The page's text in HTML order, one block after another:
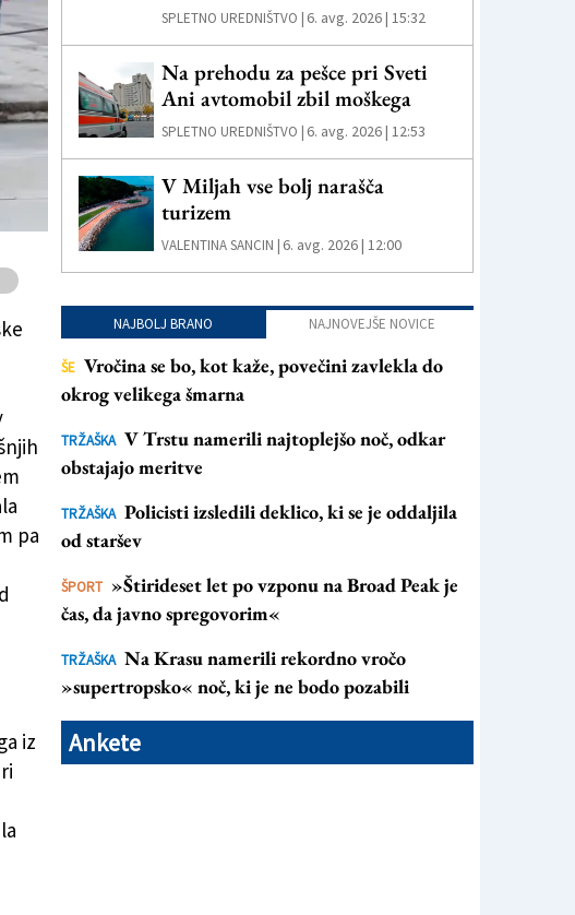
pa
iz
SPLETNO UREDNIŠTVO | 6. avg. 2026 | 15:32
Na prehodu za pešce pri Sveti
Ani avtomobil zbil moškega
SPLETNO UREDNIŠTVO | 6. avg. 2026 | 12:53
V Miljah vse bolj narašča
turizem
VALENTINA SANCIN | 6. avg. 2026 | 12:00
NAJBOLJ BRANO NAJNOVEJŠE NOVICE
ŠE Vročina se bo, kot kaže, povečini zavlekla do
okrog velikega šmarna
TRŽAŠKA V Trstu namerili najtoplejšo noč, odkar
obstajajo meritve
TRŽAŠKA Policisti izsledili deklico, ki se je oddaljila
od staršev
ŠPORT »Štirideset let po vzponu na Broad Peak je
čas, da javno spregovorim«
TRŽAŠKA Na Krasu namerili rekordno vročo
»supertropsko« noč, ki je ne bodo pozabili
Ankete